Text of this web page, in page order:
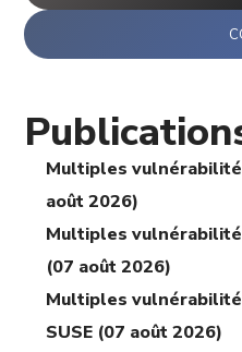
Multiples
août 2026)
Multiples
(07 août 2026)
Multiples
SUSE (07 août 2026)